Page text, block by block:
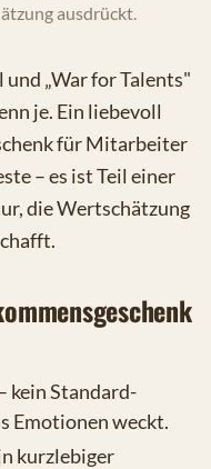
ausdrückt.
„War for Talents"
je. Ein liebevoll
für Mitarbeiter
– es ist Teil einer
die Wertschätzung
kein Standard-
Emotionen weckt.
kurzlebiger